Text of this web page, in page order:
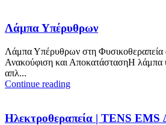
Λάμπα Υπέρυθρων
Λάμπα Υπέρυθρων στη Φυσικοθεραπεία
Ανακούφιση και ΑποκατάστασηΗ λάμπα
απλ...
Continue reading
Ηλεκτροθεραπεία | TENS EMS